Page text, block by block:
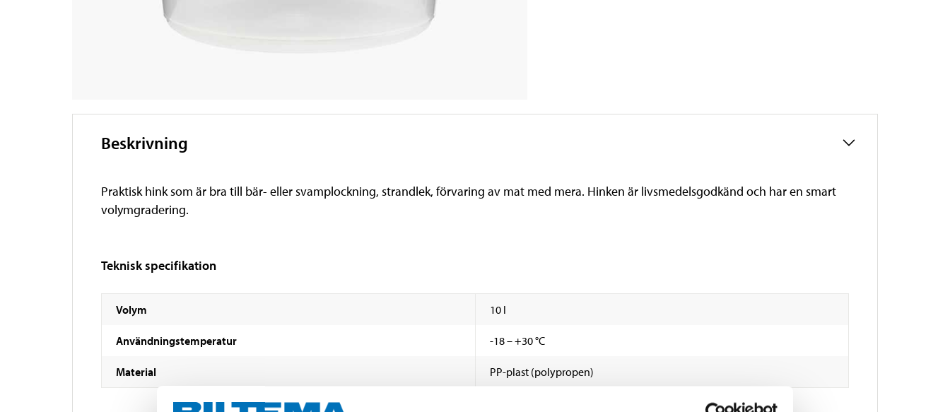
Beskrivning
Praktisk hink som är bra till bär- eller svamplockning, strandlek, förvaring av mat med mera. Hinken är livsmedelsgodkänd och har en smart
volymgradering.
Teknisk specifikation
Volym 10 l
Användningstemperatur -18 – +30 °C
Material PP-plast (polypropen)